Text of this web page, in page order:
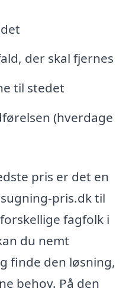
der skal fjernes
til stedet
(hverdage
pris er det en
pris.dk til
fagfolk i
du nemt
finde den løsning,
behov. På den